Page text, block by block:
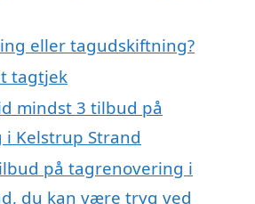
eller tagudskiftning?
tagtjek
mindst 3 tilbud på
Kelstrup Strand
på tagrenovering i
du kan være tryg ved